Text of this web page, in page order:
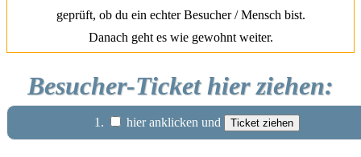
geprüft, ob du ein echter Besucher / Mensch bist.
Danach geht es wie gewohnt weiter.
Besucher-Ticket hier ziehen:
1. hier anklicken und